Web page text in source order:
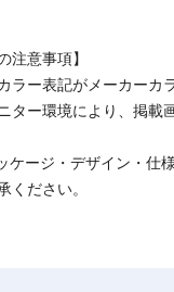
注意事項】
ー表記がメーカーカ
ター環境により、掲載
ージ・デザイン・仕
ください。